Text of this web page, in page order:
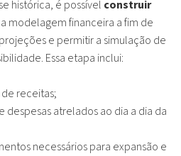
histórica, é possível construir
modelagem financeira a fim de
e permitir a simulação de
Essa etapa inclui:
receitas;
despesas atrelados ao dia a dia da
necessários para expansão e